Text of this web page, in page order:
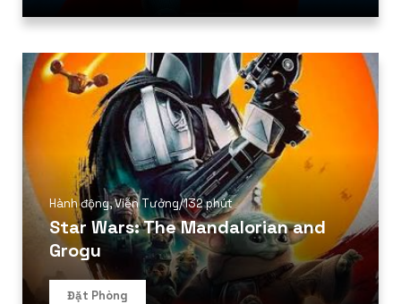
Hành động,Viễn Tưởng/132 phút
Star Wars: The Mandalorian and
Grogu
Đặt Phòng